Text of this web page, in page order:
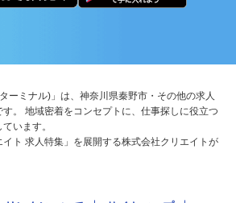
ーミナル)」は、神奈川県秦野市・その他の求人
。 地域密着をコンセプトに、仕事探しに役立つ
います。
ト 求人特集」を展開する株式会社クリエイトが